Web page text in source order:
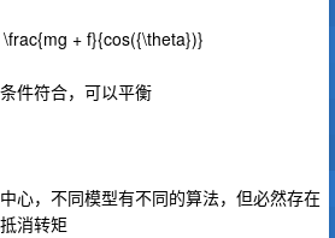
+ f}{cos({\theta})}
件符合，可以平衡
心，不同模型有不同的算法，但必然存在
消转矩